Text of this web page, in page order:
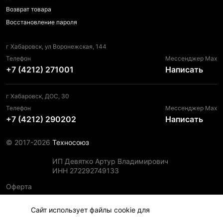
Сайт использует файлы cookie для
Возврат товара
Восстановление пароля
г Хабаровск, ул Воронежская, 144
Телефон
+7 (4212) 271001
Мессенджер Max
Написать
г Хабаровск, ДОС, 30
Телефон
+7 (4212) 290202
Мессенджер Max
Написать
© 2017-2026 Техносоюз
ИП Девятко Артур Владимирович
ИНН 272292749133
Оферта
Политика конфиденциальности